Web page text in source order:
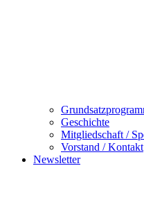
Geschichte
Mitgliedschaft /
Vorstand / Kontakt
Newsletter